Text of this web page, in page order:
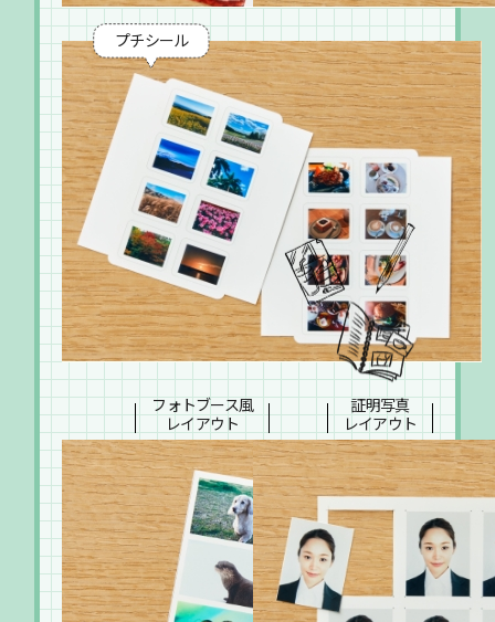
プチシール
フォトブース風
レイアウト
証明写真
レイアウト